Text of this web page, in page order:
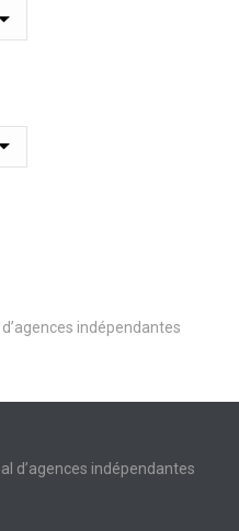
indépendantes
d’agences indépendantes